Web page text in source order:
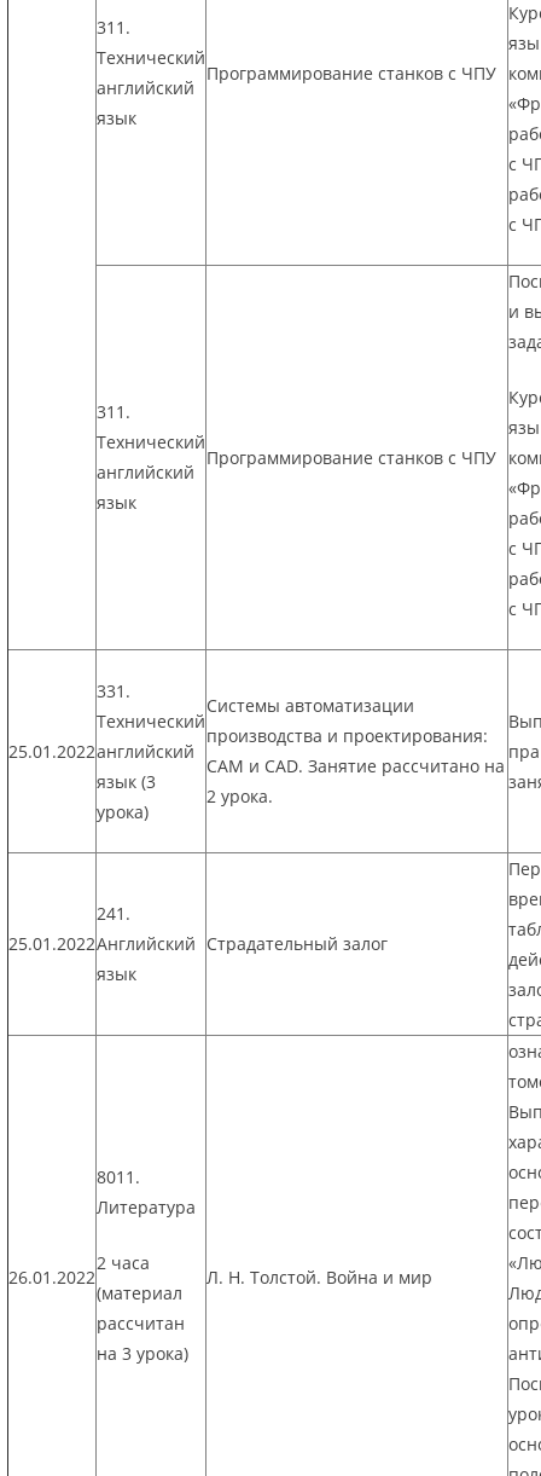
311.
Технический
английский
язык
Программирование станков с ЧПУ
с
с
311.
Технический
английский
язык
Программирование станков с ЧПУ
и
с
с
25.01.2022
331.
Технический
английский
язык (3
урока)
Системы автоматизации
производства и проектирования:
CAM и CAD. Занятие рассчитано на
2 урока.
25.01.2022
241.
Английский
язык
Страдательный залог
26.01.2022
8011.
Литература
2 часа
(материал
рассчитан
на 3 урока)
Л. Н. Толстой. Война и мир